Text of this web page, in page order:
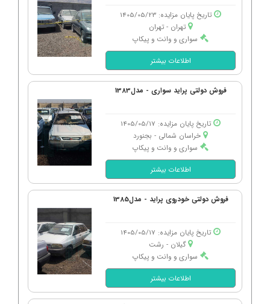
تاریخ پایان مزایده: 1405/05/23
تهران - تهران
سواری و وانت و پیکاپ
اطلاعات بیشتر
فروش دولتی پراید سواری - مدل1383
تاریخ پایان مزایده: 1405/05/17
خراسان شمالی - بجنورد
سواری و وانت و پیکاپ
اطلاعات بیشتر
فروش دولتی خودروی پراید - مدل1385
تاریخ پایان مزایده: 1405/05/17
گیلان - رشت
سواری و وانت و پیکاپ
اطلاعات بیشتر